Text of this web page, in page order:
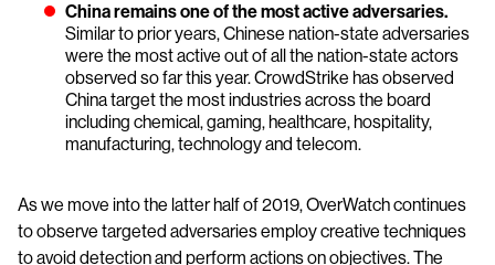
China remains one of the most active adversaries.
Similar to prior years, Chinese nation-state adversaries
were the most active out of all the nation-state actors
observed so far this year. CrowdStrike has observed
China target the most industries across the board
including chemical, gaming, healthcare, hospitality,
manufacturing, technology and telecom.
As we move into the latter half of 2019, OverWatch continues
to observe targeted adversaries employ creative techniques
to avoid detection and perform actions on objectives. The